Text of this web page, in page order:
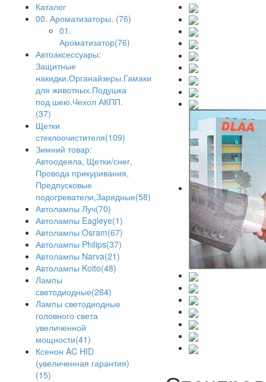
Каталог
00. Ароматизаторы. (76)
01.
Ароматизатор(76)
Автоаксессуары:
Защитные
накидки.Органайзеры.Гамаки
для животных.Подушка
под шею.Чехол АКПП.
(37)
Щетки
стеклоочистителя(109)
Зимний товар:
Автоодеяла, Щетки/снег,
Провода прикуривания,
Предпусковые
подогреватели,Зарядные(58)
Автолампы Луч(70)
Автолампы Eagleye(1)
Автолампы Osram(67)
Автолампы Philips(37)
Автолампы Narva(21)
Автолампы Koito(48)
Лампы
светодиодные(264)
Лампы светодиодные
головного света
увеличенной
мощности(41)
Ксенон AC HID
(увеличенная гарантия)
(15)